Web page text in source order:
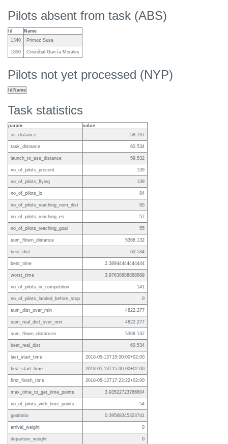
Pilots absent from task (ABS)
Id
Name
1340
Primoz Susa
1850 Cristóbal García Morales
Pilots not yet processed (NYP)
Id Name
Task statistics
param
value
ss_distance
58.737
task_distance 60.534
launch_to_ess_distance 59.532
no_of_pilots_present 139
no_of_pilots_flying 139
no_of_pilots_lo 84
no_of_pilots_reaching_nom_dist 95
no_of_pilots_reaching_es 57
no_of_pilots_reaching_goal 55
sum_flown_distance 5368.132
best_dist 60.534
best_time 2.38944444444444
worst_time 3.97638888888889
no_of_pilots_in_competition 141
no_of_pilots_landed_before_stop 0
sum_dist_over_min 4822.277
sum_real_dist_over_min 4822.277
sum_flown_distances 5368.132
best_real_dist 60.534
last_start_time 2018-05-13T15:00:00+02:00
first_start_time 2018-05-13T15:00:00+02:00
first_finish_time 2018-05-13T17:23:22+02:00
max_time_to_get_time_points 3.93522723786804
no_of_pilots_with_time_points 54
goalratio 0.39568345323741
arrival_weight 0
departure_weight 0